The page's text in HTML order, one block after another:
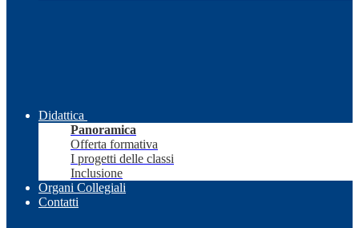
Didattica
Panoramica
Offerta formativa
I progetti delle classi
Inclusione
Organi Collegiali
Contatti